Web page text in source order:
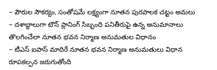
– పౌరుల సౌకర్యం, సంతోషమే లక్ష్యంగా నూతన పురపాలక చట్టం అమలు
– దశాబ్దాలుగా టౌన్ ప్లానింగ్ సిబ్బంది పనితీరుపై ఉన్న అనుమానాలు
తొలగించేలా నూతన భవన నిర్మాణ అనుమతుల విధానం
– టీఎస్ ఐపాస్ మాదిరే నూతన భవన నిర్మాణ అనుమతులు విధాన
రూపకల్పన జరుగుతోంది